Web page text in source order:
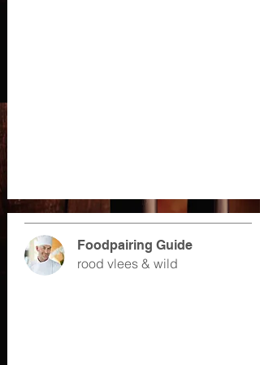
rood vlees & wild
Foodpairing Guide